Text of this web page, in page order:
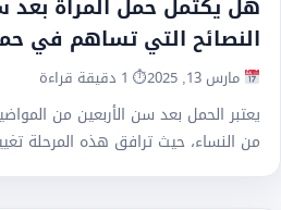
هل يكتمل حمل المرأة بعد
النصائح التي تساهم في
مارس 13, 2025 ⏱ 1 دقيقة قراءة
يعتبر الحمل بعد سن الأربعين من
من النساء، حيث ترافق هذه المرحلة